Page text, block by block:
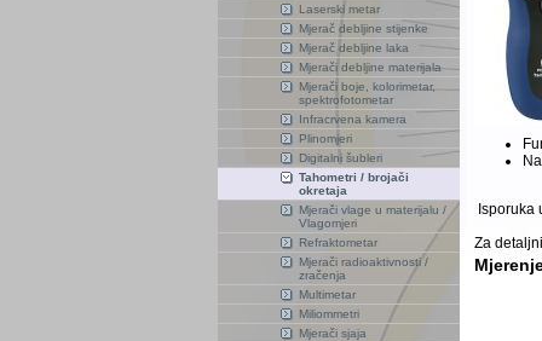
Laserski metar
Mjerač debljine stijenke
Mjerač debljine laka
Mjerači debljine materijala
Mjerači boje, kolorimetar,
spektrofotometar
Infracrvena kamera
Plinomjeri
Digitalni šubleri
Tahometri / brojači
okretaja
Mjerači vlage u materijalu /
Vlagomjeri
Refraktometar
Mjerači radioaktivnosti /
zračenja
Multimetar
Miliommetri
Mjerači sjaja
Isporuka
Za